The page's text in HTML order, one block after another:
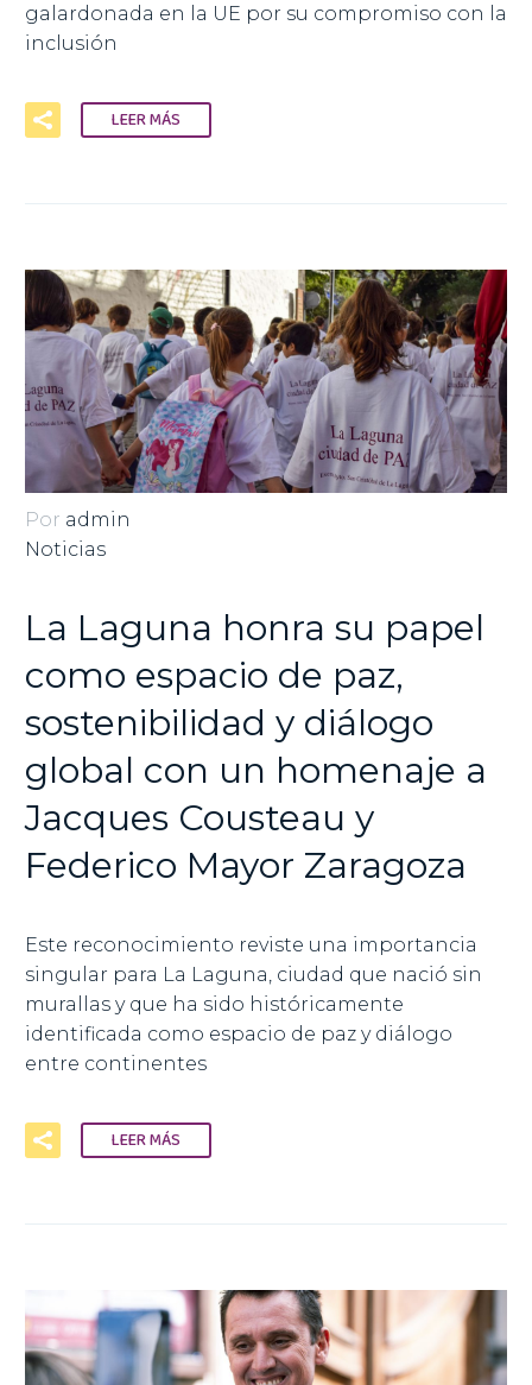
galardonada en la UE por su compromiso con la
inclusión
LEER MÁS
Por admin
Noticias
La Laguna honra su papel
como espacio de paz,
sostenibilidad y diálogo
global con un homenaje a
Jacques Cousteau y
Federico Mayor Zaragoza
Este reconocimiento reviste una importancia
singular para La Laguna, ciudad que nació sin
murallas y que ha sido históricamente
identificada como espacio de paz y diálogo
entre continentes
LEER MÁS